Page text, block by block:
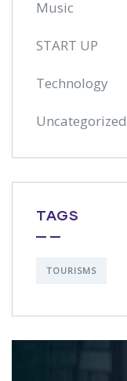
Music
START UP
Technology
Uncategorized
TAGS
TOURISMS